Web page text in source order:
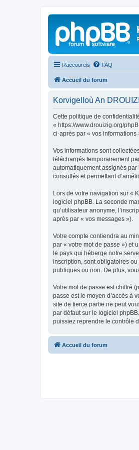
Raccourcis FAQ
Accueil du forum
Korvigelloù An
Cette politique de
« https://www.drouizig.org/
ci-après par « vos informations
Vos informations sont
téléchargés temporairement
automatiquement assignés
consultés et permettant
Lors de votre navigation sur «
logiciel phpBB. La seconde
qu’utilisateur anonyme,
après par « vos messages »).
Votre compte contiendra au
par « votre mot de passe ») et
le pays qui héberge notre
inscription, sont obligatoires
publiques ou non. De plus,
Votre mot de passe est chiffré
passe est le moyen d’accès à
site de tierce partie ne peut
par défaut sur le logiciel
puissiez reprendre le contrôle
Accueil du forum